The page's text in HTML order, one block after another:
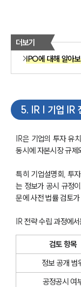
더보기
IPO에 대해 알아
5. IR | 기업 IR
IR은 기업의 투자 유
동시에 자본시장 규제
특히 기업설명회, 투
는 정보가 공시 규정
문에 사전 법률 검토
IR 전략 수립 과정에
검토 항목
정보 공개 범
공정공시 여